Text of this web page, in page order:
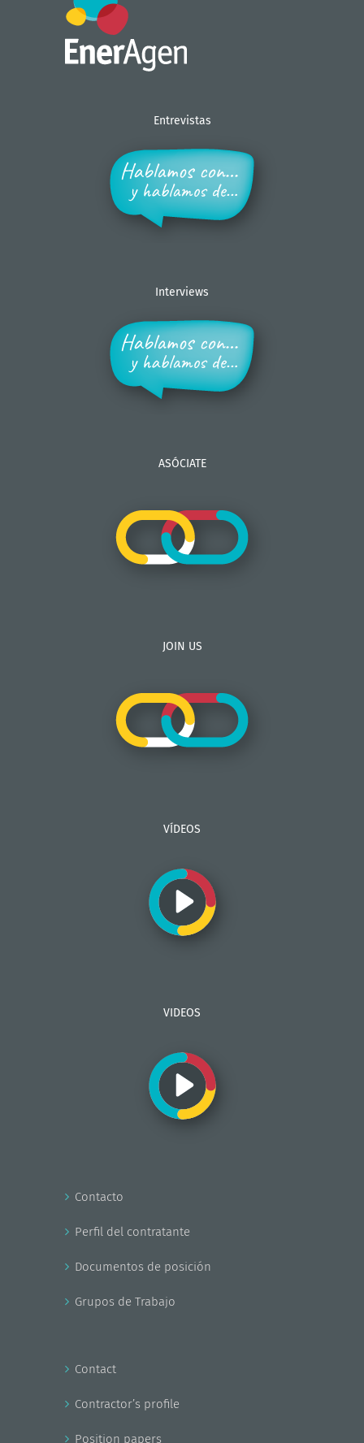
Entrevistas
Interviews
ASÓCIATE
JOIN US
VÍDEOS
VIDEOS
Contacto
Perfil del contratante
Documentos de posición
Grupos de Trabajo
Contact
Contractor’s profile
Position papers